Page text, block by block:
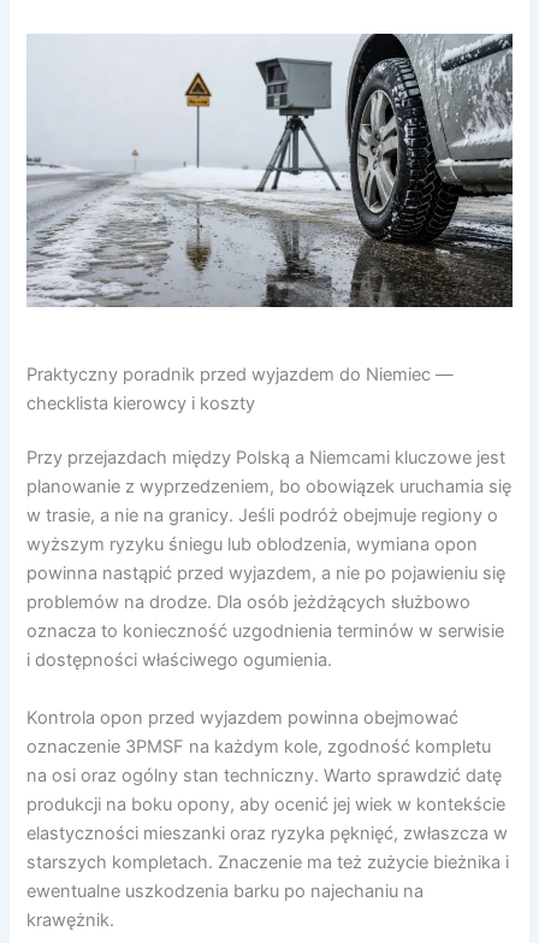
Praktyczny poradnik przed wyjazdem do Niemiec —
checklista kierowcy i koszty
Przy przejazdach między Polską a Niemcami kluczowe jest
planowanie z wyprzedzeniem, bo obowiązek uruchamia się
w trasie, a nie na granicy. Jeśli podróż obejmuje regiony o
wyższym ryzyku śniegu lub oblodzenia, wymiana opon
powinna nastąpić przed wyjazdem, a nie po pojawieniu się
problemów na drodze. Dla osób jeżdżących służbowo
oznacza to konieczność uzgodnienia terminów w serwisie
i dostępności właściwego ogumienia.
Kontrola opon przed wyjazdem powinna obejmować
oznaczenie 3PMSF na każdym kole, zgodność kompletu
na osi oraz ogólny stan techniczny. Warto sprawdzić datę
produkcji na boku opony, aby ocenić jej wiek w kontekście
elastyczności mieszanki oraz ryzyka pęknięć, zwłaszcza w
starszych kompletach. Znaczenie ma też zużycie bieżnika i
ewentualne uszkodzenia barku po najechaniu na
krawężnik.